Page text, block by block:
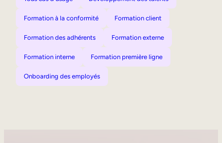
Formation à la conformité Formation client
Formation des adhérents Formation externe
Formation interne Formation première ligne
Onboarding des employés